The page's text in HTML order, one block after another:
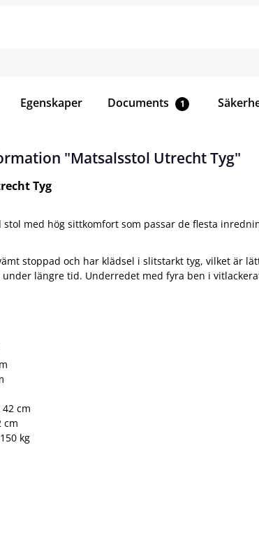
Egenskaper Documents 1
"Matsalsstol Utrecht Tyg"
Tyg
med hög sittkomfort som passar de flesta
stoppad och har klädsel i slitstarkt tyg, vilket är
under längre tid. Underredet med fyra ben i
42 cm
cm
kg